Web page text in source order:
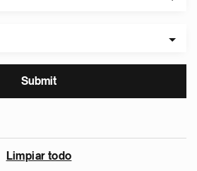
Limpiar todo